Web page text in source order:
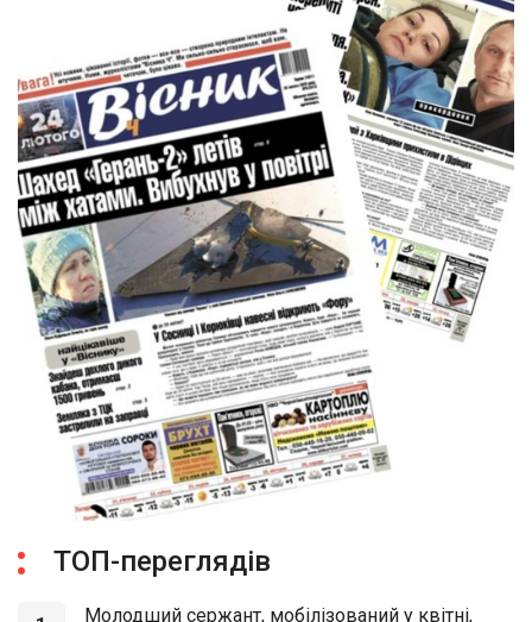
ТОП-переглядів
Молодший сержант, мобілізований у квітні,